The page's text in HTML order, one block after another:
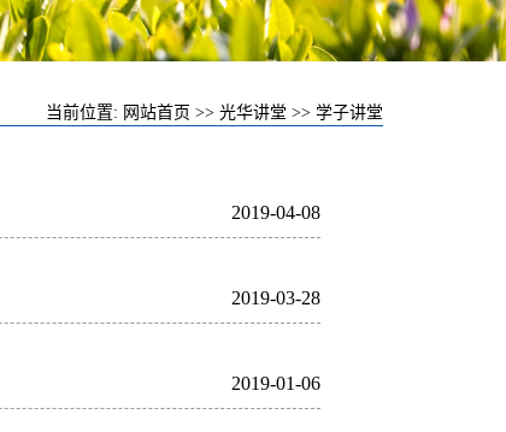
当前位置: 网站首页 >> 光华讲堂 >> 学子讲堂
2019-04-08
2019-03-28
2019-01-06